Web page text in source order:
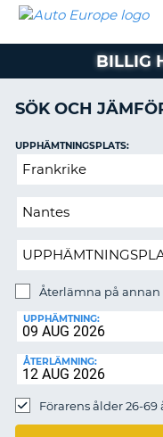
HYRBIL
HYRA
AUTO
EUROPE
HYRBIL
HYRA
MIN
MEDLEMSINFORMATION
BOKNING
SVERIGE
BILLIG
SÖK OCH
Återlämna
annan
UPPHÄMTNINGSPLATS:
Återlämna på annan
UPPHÄMTNING:
ÅTERLÄMNING:
Förarens ålder 26-69